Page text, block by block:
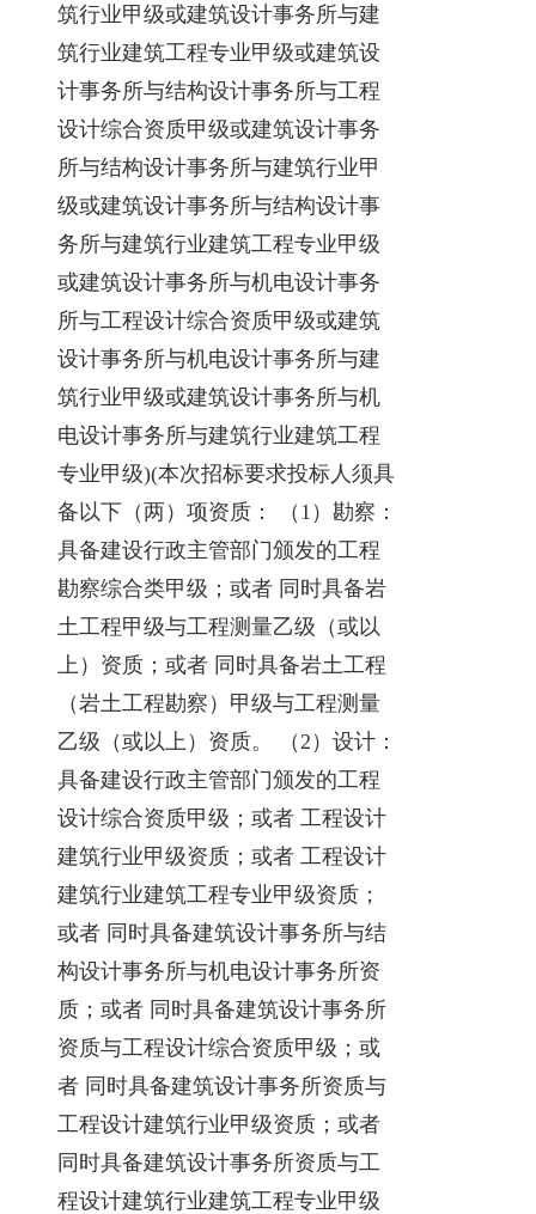
筑行业甲级或建筑设计事务所与建
筑行业建筑工程专业甲级或建筑设
计事务所与结构设计事务所与工程
设计综合资质甲级或建筑设计事务
所与结构设计事务所与建筑行业甲
级或建筑设计事务所与结构设计事
务所与建筑行业建筑工程专业甲级
或建筑设计事务所与机电设计事务
所与工程设计综合资质甲级或建筑
设计事务所与机电设计事务所与建
筑行业甲级或建筑设计事务所与机
电设计事务所与建筑行业建筑工程
专业甲级)(本次招标要求投标人须具
备以下（两）项资质： （1）勘察：
具备建设行政主管部门颁发的工程
勘察综合类甲级；或者 同时具备岩
土工程甲级与工程测量乙级（或以
上）资质；或者 同时具备岩土工程
（岩土工程勘察）甲级与工程测量
乙级（或以上）资质。 （2）设计：
具备建设行政主管部门颁发的工程
设计综合资质甲级；或者 工程设计
建筑行业甲级资质；或者 工程设计
建筑行业建筑工程专业甲级资质；
或者 同时具备建筑设计事务所与结
构设计事务所与机电设计事务所资
质；或者 同时具备建筑设计事务所
资质与工程设计综合资质甲级；或
者 同时具备建筑设计事务所资质与
工程设计建筑行业甲级资质；或者
同时具备建筑设计事务所资质与工
程设计建筑行业建筑工程专业甲级